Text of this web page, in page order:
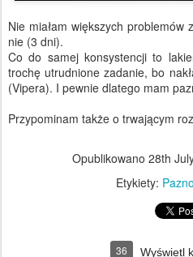
Nie miałam większych problemów
nie (3 dni).
Co do samej konsystencji to
trochę utrudnione zadanie, bo
(Vipera). I pewnie dlatego mam
Przypominam także o trwającym
Opublikowano 28th
Etykiety:
36 Wyświetl